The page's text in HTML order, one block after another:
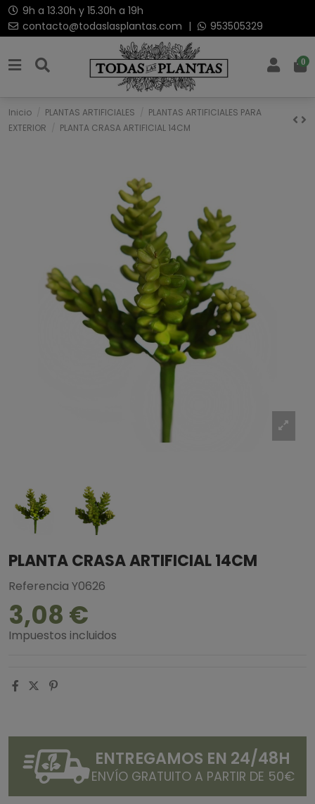
9h a 13.30h y 15.30h a 19h
contacto@todaslasplantas.com | 953505329
0
Inicio PLANTAS ARTIFICIALES
PLANTAS ARTIFICIALES PARA
EXTERIOR
PLANTA CRASA ARTIFICIAL 14CM
PLANTA CRASA ARTIFICIAL 14CM
Referencia Y0626
3,08 €
Impuestos incluidos
ENTREGAMOS EN 24/48H
ENVÍO GRATUITO A PARTIR DE 50€